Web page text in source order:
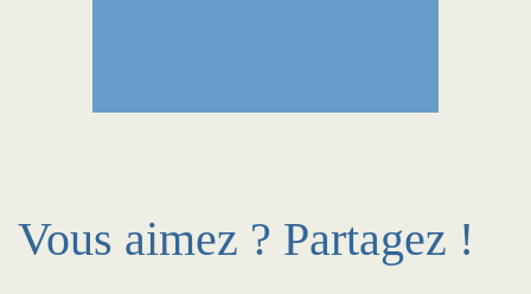
Vous aimez ? Partagez !